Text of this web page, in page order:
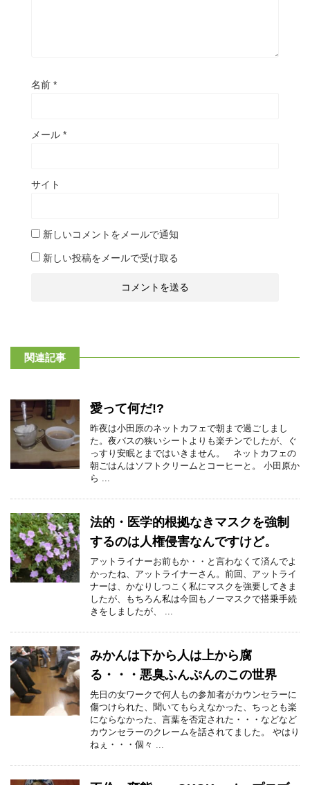
名前 *
メール *
サイト
新しいコメントをメールで通知
新しい投稿をメールで受け取る
関連記事
愛って何だ!?
昨夜は小田原のネットカフェで朝まで過ごしまし
た。夜バスの狭いシートよりも楽チンでしたが、ぐ
っすり安眠とまではいきません。 ネットカフェの
朝ごはんはソフトクリームとコーヒーと。 小田原か
ら ...
法的・医学的根拠なきマスクを強制
するのは人権侵害なんですけど。
アットライナーお前もか・・と言わなくて済んでよ
かったね、アットライナーさん。前回、アットライ
ナーは、かなりしつこく私にマスクを強要してきま
したが、もちろん私は今回もノーマスクで搭乗手続
きをしましたが、 ...
みかんは下から人は上から腐
る・・・悪臭ふんぷんのこの世界
先日の女ワークで何人もの参加者がカウンセラーに
傷つけられた、聞いてもらえなかった、ちっとも楽
にならなかった、言葉を否定された・・・などなど
カウンセラーのクレームを話されてました。 やはり
ねぇ・・・個々 ...